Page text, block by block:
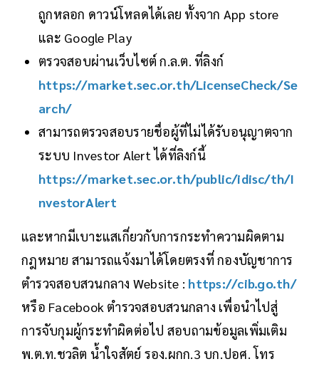
ถูกหลอก ดาวน์โหลดได้เลย ทั้งจาก App store
และ Google Play
ตรวจสอบผ่านเว็บไซต์ ก.ล.ต. ที่ลิงก์
https://market.sec.or.th/LicenseCheck/Se
arch/
สามารถตรวจสอบรายชื่อผู้ที่ไม่ได้รับอนุญาตจาก
ระบบ Investor Alert ได้ที่ลิงก์นี้
https://market.sec.or.th/public/idisc/th/I
nvestorAlert
และหากมีเบาะแสเกี่ยวกับการกระทำความผิดตาม
กฎหมาย สามารถแจ้งมาได้โดยตรงที่ กองบัญชาการ
ตำรวจสอบสวนกลาง Website : https://cib.go.th/
หรือ Facebook ตำรวจสอบสวนกลาง เพื่อนำไปสู่
การจับกุมผู้กระทำผิดต่อไป สอบถามข้อมูลเพิ่มเติม
พ.ต.ท.ชวลิต น้ำใจสัตย์ รอง.ผกก.3 บก.ปอศ. โทร